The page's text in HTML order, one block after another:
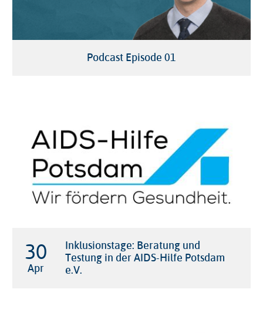
Podcast Episode 01
30
Apr
Inklusionstage: Beratung und
Testung in der AIDS-Hilfe Potsdam
e.V.